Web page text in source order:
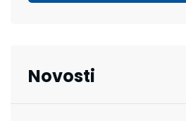
Novosti